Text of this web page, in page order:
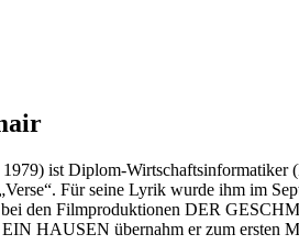
ist Diplom-Wirtschaftsinformatiker
Für seine Lyrik wurde ihm im
den Filmproduktionen DER
HAUSEN übernahm er zum ersten